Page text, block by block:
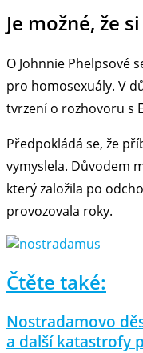
Je možné, že
O Johnnie Phelpsové
pro homosexuály. V
tvrzení o rozhovoru s
Předpokládá se, že
vymyslela. Důvodem
který založila po
provozovala roky.
Čtěte také:
Nostradamovo
a další katastrofy